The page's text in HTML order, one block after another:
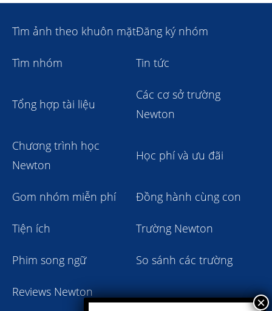
Tìm ảnh theo khuôn mặtĐăng ký nhóm
Tìm nhóm Tin tức
Tổng hợp tài liệu
Các cơ sở trường
Newton
Chương trình học
Newton
Học phí và ưu đãi
Gom nhóm miễn phí Đồng hành cùng con
Tiện ích Trường Newton
Phim song ngữ So sánh các trường
Reviews Newton